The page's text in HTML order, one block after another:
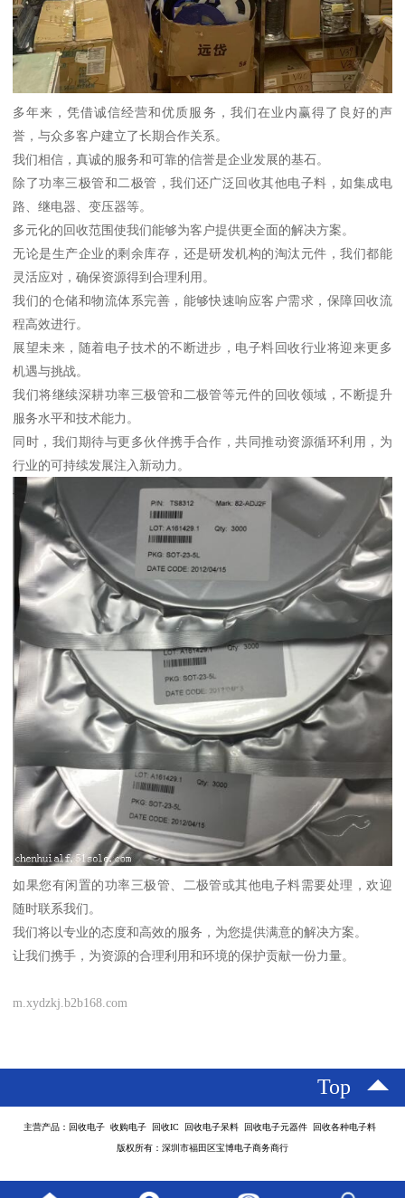
多年来，凭借诚信经营和优质服务，我们在业内赢得了良好的声
誉，与众多客户建立了长期合作关系。
我们相信，真诚的服务和可靠的信誉是企业发展的基石。
除了功率三极管和二极管，我们还广泛回收其他电子料，如集成电
路、继电器、变压器等。
多元化的回收范围使我们能够为客户提供更全面的解决方案。
无论是生产企业的剩余库存，还是研发机构的淘汰元件，我们都能
灵活应对，确保资源得到合理利用。
我们的仓储和物流体系完善，能够快速响应客户需求，保障回收流
程高效进行。
展望未来，随着电子技术的不断进步，电子料回收行业将迎来更多
机遇与挑战。
我们将继续深耕功率三极管和二极管等元件的回收领域，不断提升
服务水平和技术能力。
同时，我们期待与更多伙伴携手合作，共同推动资源循环利用，为
行业的可持续发展注入新动力。
如果您有闲置的功率三极管、二极管或其他电子料需要处理，欢迎
随时联系我们。
我们将以专业的态度和高效的服务，为您提供满意的解决方案。
让我们携手，为资源的合理利用和环境的保护贡献一份力量。
m.xydzkj.b2b168.com
Top
主营产品：回收电子 收购电子 回收IC 回收电子呆料 回收电子元器件 回收各种电子料
版权所有：深圳市福田区宝博电子商务商行